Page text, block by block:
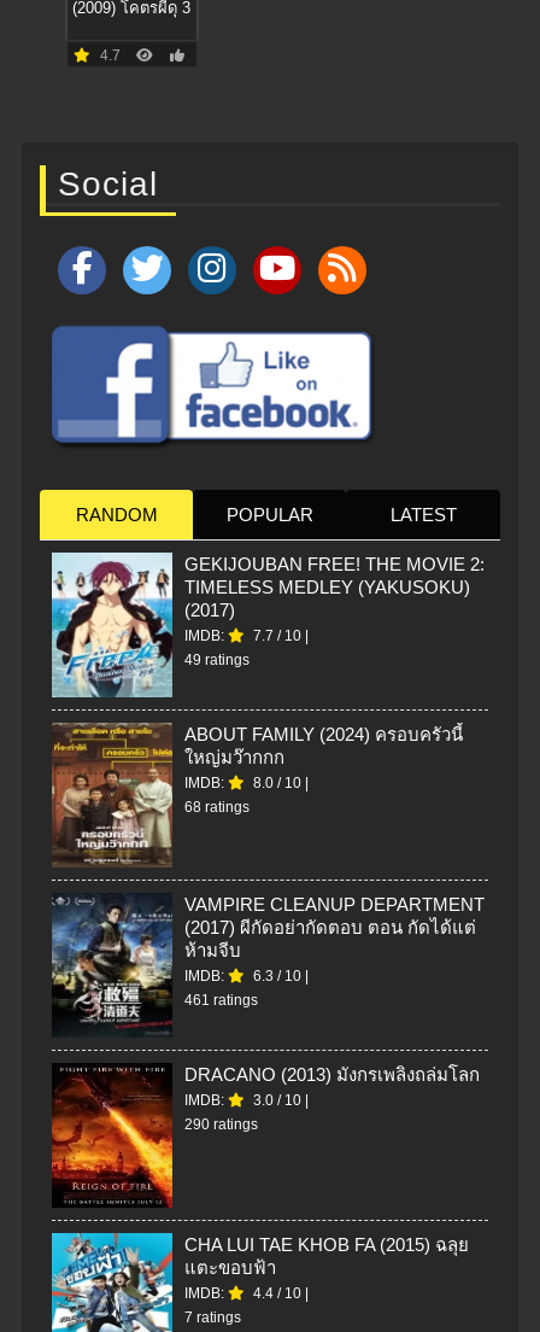
(2009) โคตรผีดุ 3
4.7
Social
RANDOM POPULAR LATEST
GEKIJOUBAN FREE! THE MOVIE 2:
TIMELESS MEDLEY (YAKUSOKU)
(2017)
IMDB: 7.7 / 10
49 ratings
ABOUT FAMILY (2024) ครอบครัวนี้
ใหญ่มว๊ากกก
IMDB: 8.0 / 10
68 ratings
VAMPIRE CLEANUP DEPARTMENT
(2017) ผีกัดอย่ากัดตอบ ตอน กัดได้แต่
ห้ามจีบ
IMDB: 6.3 / 10
461 ratings
DRACANO (2013) มังกรเพลิงถล่มโลก
IMDB: 3.0 / 10
290 ratings
CHA LUI TAE KHOB FA (2015) ฉลุย
แตะขอบฟ้า
IMDB: 4.4 / 10
7 ratings